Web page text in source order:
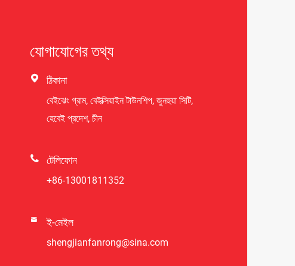
যোগাযোগের তথ্য
 ঠিকানা
বেইঝেং গ্রাম, বেইক্সিয়াইন টাউনশিপ, জুনহুয়া সিটি,
হেবেই প্রদেশ, চীন
 টেলিফোন
+86-13001811352
 ই-মেইল
shengjianfanrong@sina.com